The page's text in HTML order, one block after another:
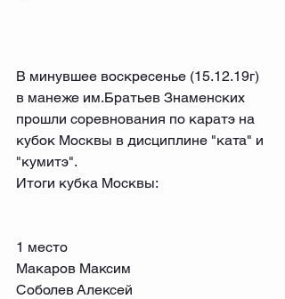
В минувшее воскресенье (15.12.19г)
в манеже им.Братьев Знаменских
прошли соревнования по каратэ на
кубок Москвы в дисциплине "ката" и
"кумитэ".
Итоги кубка Москвы:
1 место
Макаров Максим
Соболев Алексей